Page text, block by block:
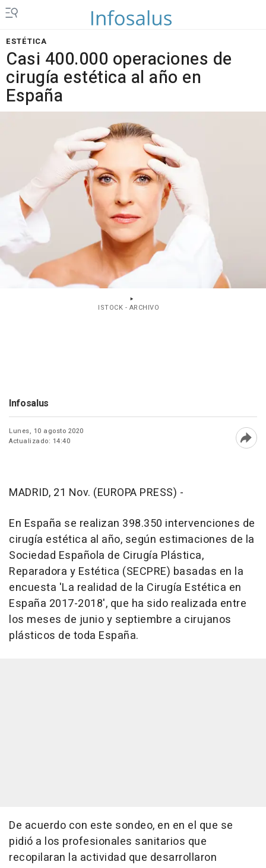
ESTÉTICA
Casi 400.000 operaciones de
cirugía estética al año en
España
ISTOCK - ARCHIVO
Infosalus
Lunes, 10 agosto 2020
Actualizado: 14:40
MADRID, 21 Nov. (EUROPA PRESS) -
En España se realizan 398.350 intervenciones de
cirugía estética al año, según estimaciones de la
Sociedad Española de Cirugía Plástica,
Reparadora y Estética (SECPRE) basadas en la
encuesta 'La realidad de la Cirugía Estética en
España 2017-2018', que ha sido realizada entre
los meses de junio y septiembre a cirujanos
plásticos de toda España.
De acuerdo con este sondeo, en en el que se
pidió a los profesionales sanitarios que
recopilaran la actividad que desarrollaron